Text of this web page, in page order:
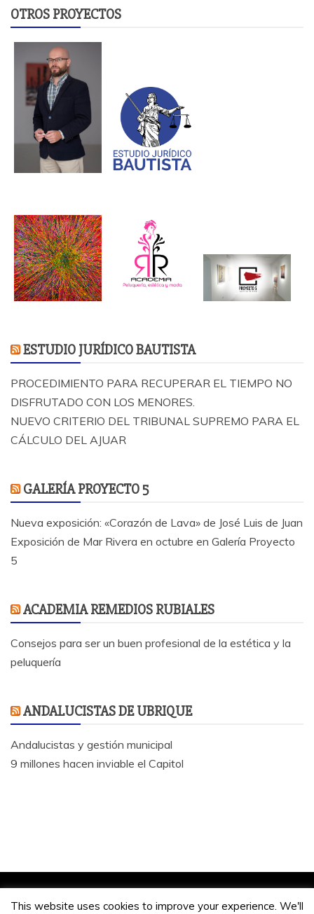
OTROS PROYECTOS
ESTUDIO JURÍDICO BAUTISTA
PROCEDIMIENTO PARA RECUPERAR EL TIEMPO NO
DISFRUTADO CON LOS MENORES.
NUEVO CRITERIO DEL TRIBUNAL SUPREMO PARA EL
CÁLCULO DEL AJUAR
GALERÍA PROYECTO 5
Nueva exposición: «Corazón de Lava» de José Luis de Juan
Exposición de Mar Rivera en octubre en Galería Proyecto
5
ACADEMIA REMEDIOS RUBIALES
Consejos para ser un buen profesional de la estética y la
peluquería
ANDALUCISTAS DE UBRIQUE
Andalucistas y gestión municipal
9 millones hacen inviable el Capitol
Jose Antonio Bautista 2020.
This website uses cookies to improve your experience. We'll